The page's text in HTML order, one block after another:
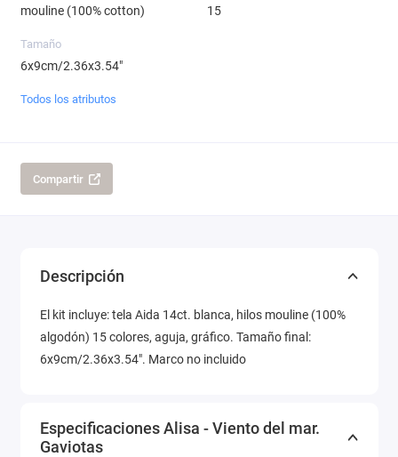
mouline (100% cotton) 15
Tamaño
6x9cm/2.36x3.54"
Todos los atributos
Compartir
Descripción
El kit incluye: tela Aida 14ct. blanca, hilos mouline (100%
algodón) 15 colores, aguja, gráfico. Tamaño final:
6x9cm/2.36x3.54". Marco no incluido
Especificaciones Alisa - Viento del mar.
Gaviotas